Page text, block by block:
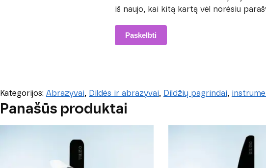
iš naujo, kai kitą kartą vėl norėsiu
Kategorijos: Abrazyvai, Dildės ir abrazyvai, Dildžių pagrindai,
Panašūs produktai